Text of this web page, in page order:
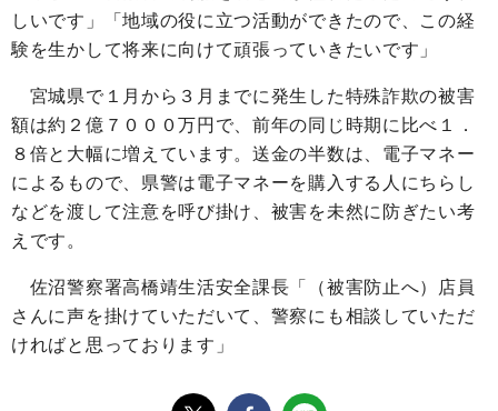
しいです」「地域の役に立つ活動ができたので、この経
験を生かして将来に向けて頑張っていきたいです」
宮城県で１月から３月までに発生した特殊詐欺の被害
額は約２億７０００万円で、前年の同じ時期に比べ１．
８倍と大幅に増えています。送金の半数は、電子マネー
によるもので、県警は電子マネーを購入する人にちらし
などを渡して注意を呼び掛け、被害を未然に防ぎたい考
えです。
佐沼警察署高橋靖生活安全課長「（被害防止へ）店員
さんに声を掛けていただいて、警察にも相談していただ
ければと思っております」